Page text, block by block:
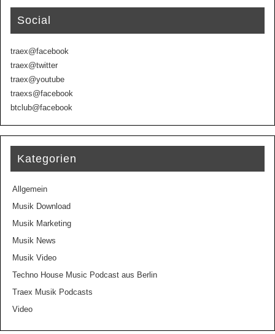
Social
traex@facebook
traex@twitter
traex@youtube
traexs@facebook
btclub@facebook
Kategorien
Allgemein
Musik Download
Musik Marketing
Musik News
Musik Video
Techno House Music Podcast aus Berlin
Traex Musik Podcasts
Video